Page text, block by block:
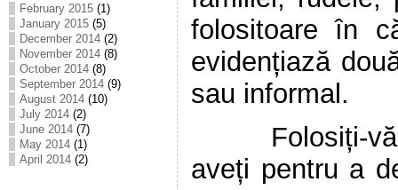
February 2015 (1)
January 2015 (5)
December 2014 (2)
November 2014 (8)
October 2014 (8)
September 2014 (9)
August 2014 (10)
July 2014 (2)
June 2014 (7)
May 2014 (1)
April 2014 (2)
folositoare în
evidențiază
sau informal.
Folosiți-vă
aveți pentru a